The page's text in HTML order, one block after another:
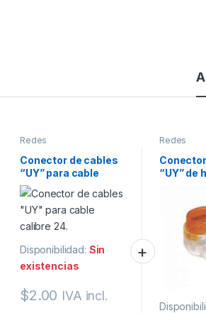
Redes
Conector de cables
“UY” para cable
calibre 24.
Disponibilidad: Sin
existencias
$2.00 IVA incl.
Redes
“UY” de